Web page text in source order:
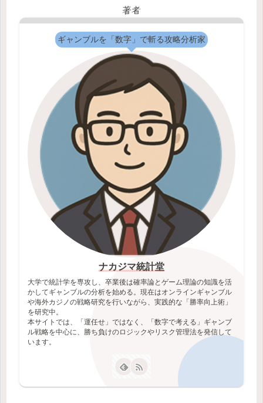
著者
ギャンブルを「数字」で斬る攻略分析家
ナカジマ統計堂
大学で統計学を専攻し、卒業後は確率論とゲーム理論の知識を活
かしてギャンブルの分析を始める。現在はオンラインギャンブル
や海外カジノの戦略研究を行いながら、実践的な「勝率向上術」
を研究中。
本サイトでは、「運任せ」ではなく、「数字で考える」ギャンブ
ル戦略を中心に、勝ち負けのロジックやリスク管理法を発信して
います。